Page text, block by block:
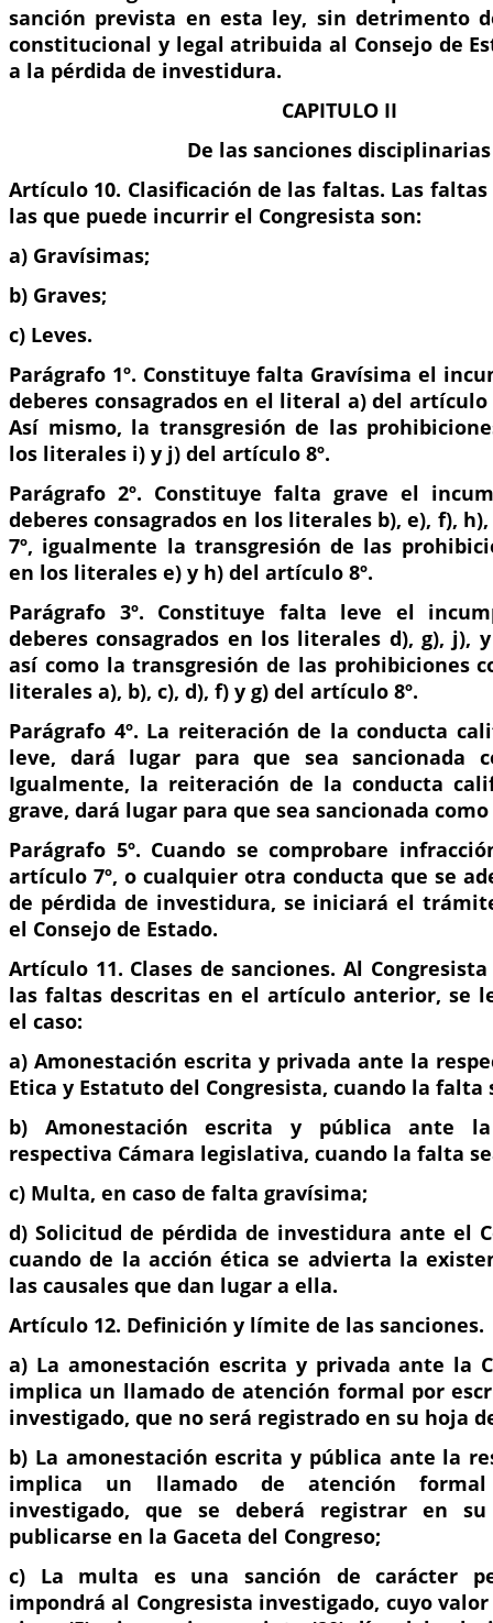
sanción prevista en esta ley, sin detrimento
constitucional y legal atribuida al Consejo de
a la pérdida de investidura.
CAPITULO II
De las sanciones disciplinarias
Artículo 10. Clasificación de las faltas. Las
las que puede incurrir el Congresista son:
a) Gravísimas;
b) Graves;
c) Leves.
Parágrafo 1º. Constituye falta Gravísima el
deberes consagrados en el literal a) del artículo
Así mismo, la transgresión de las
los literales i) y j) del artículo 8º.
Parágrafo 2º. Constituye falta grave el
deberes consagrados en los literales b), e), f),
7º, igualmente la transgresión de las
en los literales e) y h) del artículo 8º.
Parágrafo 3º. Constituye falta leve el
deberes consagrados en los literales d), g), j),
así como la transgresión de las prohibiciones
literales a), b), c), d), f) y g) del artículo 8º.
Parágrafo 4º. La reiteración de la conducta
leve, dará lugar para que sea sancionada
Igualmente, la reiteración de la conducta
grave, dará lugar para que sea sancionada
Parágrafo 5º. Cuando se comprobare
artículo 7º, o cualquier otra conducta que se
de pérdida de investidura, se iniciará el
el Consejo de Estado.
Artículo 11. Clases de sanciones. Al
las faltas descritas en el artículo anterior, se
el caso:
a) Amonestación escrita y privada ante la
Etica y Estatuto del Congresista, cuando la falta
b) Amonestación escrita y pública ante
respectiva Cámara legislativa, cuando la falta
c) Multa, en caso de falta gravísima;
d) Solicitud de pérdida de investidura ante el
cuando de la acción ética se advierta la
las causales que dan lugar a ella.
Artículo 12. Definición y límite de las sanciones.
a) La amonestación escrita y privada ante la
implica un llamado de atención formal por
investigado, que no será registrado en su hoja
b) La amonestación escrita y pública ante la
implica un llamado de atención formal
investigado, que se deberá registrar en
publicarse en la Gaceta del Congreso;
c) La multa es una sanción de carácter
impondrá al Congresista investigado, cuyo